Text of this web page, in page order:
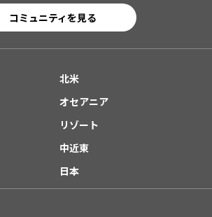
コミュニティを見る
北米
オセアニア
リゾート
中近東
日本